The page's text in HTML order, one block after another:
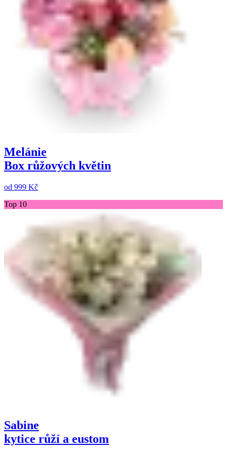
Melánie
Box růžových květin
od 999 Kč
Top 10
Sabine
kytice růží a eustom